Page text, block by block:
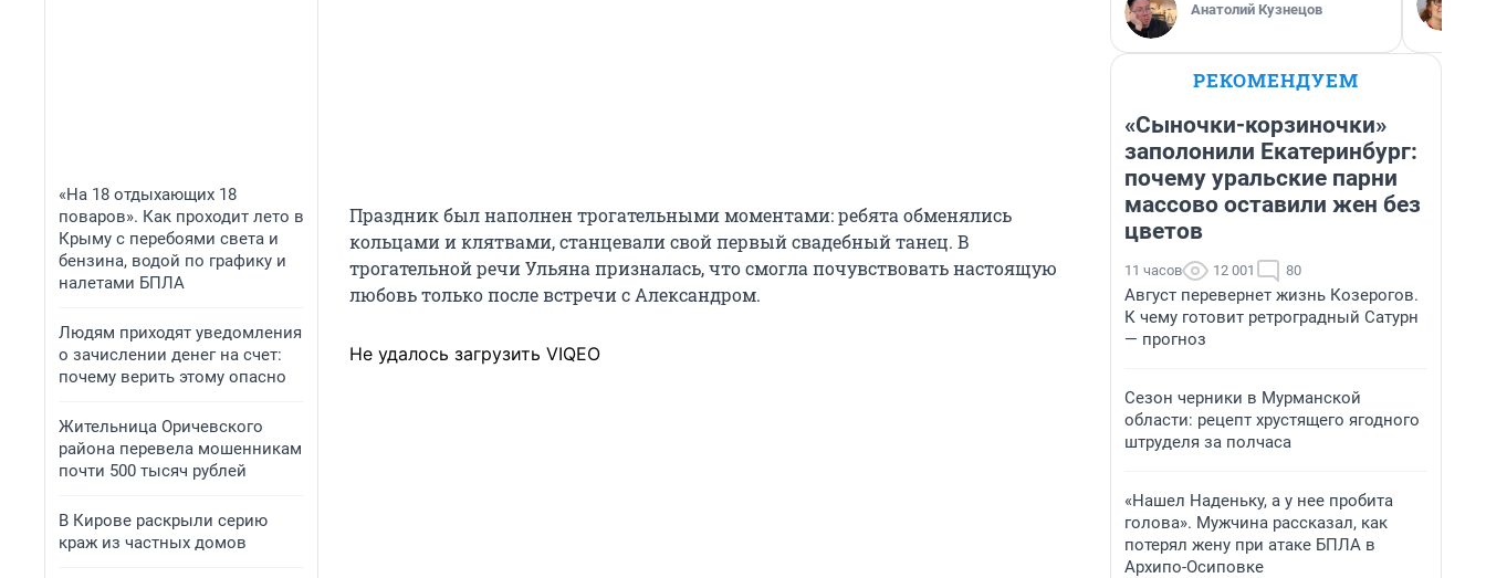
«На 18 отдыхающих 18
поваров». Как проходит лето в
Крыму с перебоями света и
бензина, водой по графику и
налетами БПЛА
Людям приходят уведомления
о зачислении денег на счет:
почему верить этому опасно
Жительница Оричевского
района перевела мошенникам
почти 500 тысяч рублей
В Кирове раскрыли серию
краж из частных домов
Праздник был наполнен трогательными моментами: ребята обменялись
кольцами и клятвами, станцевали свой первый свадебный танец. В
трогательной речи Ульяна призналась, что смогла почувствовать настоящую
любовь только после встречи с Александром.
Не удалось загрузить VIQEO
Анатолий Кузнецов
РЕКОМЕНДУЕМ
«Сыночки-корзиночки»
заполонили Екатеринбург:
почему уральские парни
массово оставили жен без
цветов
11 часов 12 001 80
Август перевернет жизнь Козерогов.
К чему готовит ретроградный Сатурн
— прогноз
Сезон черники в Мурманской
области: рецепт хрустящего ягодного
штруделя за полчаса
«Нашел Наденьку, а у нее пробита
голова». Мужчина рассказал, как
потерял жену при атаке БПЛА в
Архипо-Осиповке